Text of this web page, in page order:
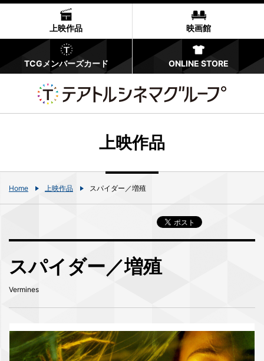
上映作品 映画館
TCGメンバーズカード ONLINE STORE
上映作品
Home 上映作品 スパイダー／増殖
スパイダー／増殖
Vermines